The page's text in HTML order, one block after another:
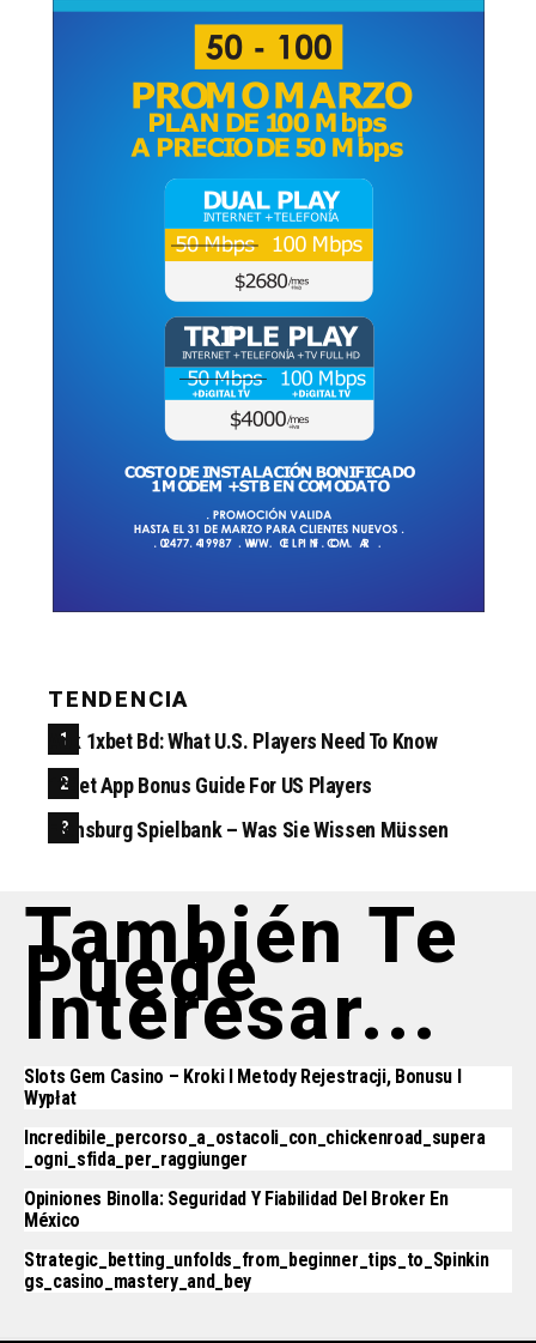
TENDENCIA
Apk 1xbet Bd: What U.S. Players Need To Know
1*bet App Bonus Guide For US Players
Flensburg Spielbank – Was Sie Wissen Müssen
También Te
Puede
Interesar...
Slots Gem Casino – Kroki I Metody Rejestracji, Bonusu I
Wypłat
Incredibile_percorso_a_ostacoli_con_chickenroad_supera
_ogni_sfida_per_raggiunger
Opiniones Binolla: Seguridad Y Fiabilidad Del Broker En
México
Strategic_betting_unfolds_from_beginner_tips_to_Spinkin
Gs_casino_mastery_and_bey